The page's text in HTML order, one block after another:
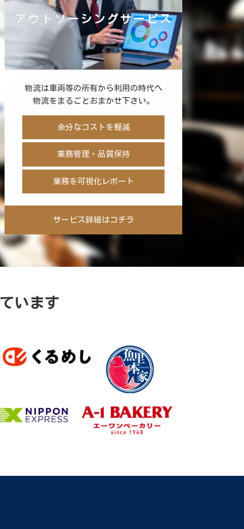
アウトソーシングサービス
物流は車両等の所有から利用の時代へ
物流をまるごとおまかせ下さい。
余分なコストを軽減
業務管理・品質保持
業務を可視化レポート
サービス詳細はコチラ
います